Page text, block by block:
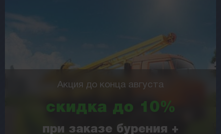
Акция до конца августа
скидка до 10%
при заказе бурения +